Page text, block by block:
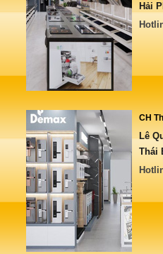
Hải
CH
Lê
Thái